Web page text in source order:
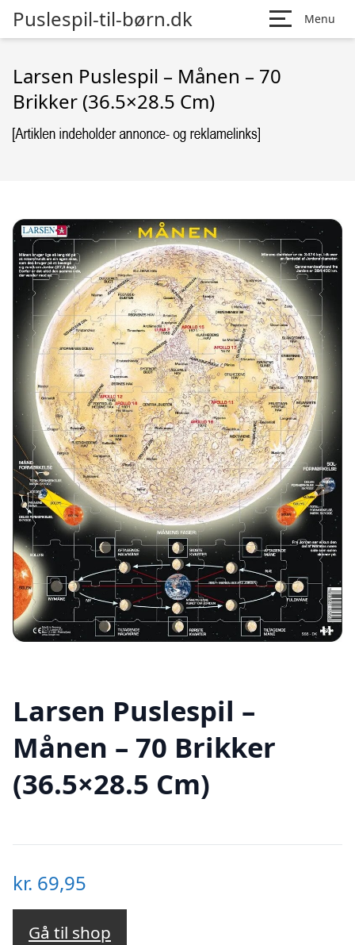
Puslespil-til-børn.dk Menu
Larsen Puslespil – Månen – 70
Brikker (36.5×28.5 Cm)
Larsen Puslespil –
Månen – 70 Brikker
(36.5×28.5 Cm)
kr. 69,95
Gå til shop